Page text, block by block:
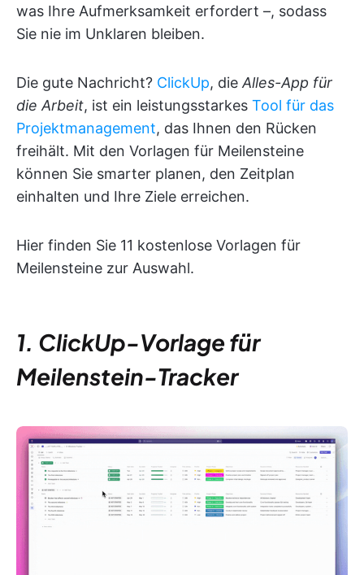
was Ihre Aufmerksamkeit erfordert –, sodass
Sie nie im Unklaren bleiben.
Die gute Nachricht? ClickUp, die Alles-App für
die Arbeit, ist ein leistungsstarkes Tool für das
Projektmanagement, das Ihnen den Rücken
freihält. Mit den Vorlagen für Meilensteine
können Sie smarter planen, den Zeitplan
einhalten und Ihre Ziele erreichen.
Hier finden Sie 11 kostenlose Vorlagen für
Meilensteine zur Auswahl.
1. ClickUp-Vorlage für
Meilenstein-Tracker